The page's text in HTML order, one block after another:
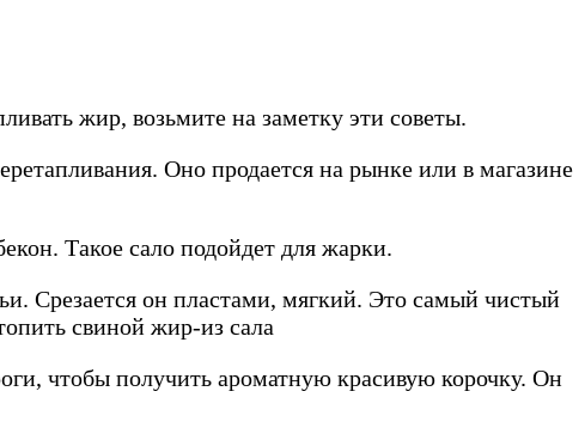
жир, возьмите на заметку эти советы.
Оно продается на рынке или в магазине
Такое сало подойдет для жарки.
Срезается он пластами, мягкий. Это самый чистый
чтобы получить ароматную красивую корочку. Он